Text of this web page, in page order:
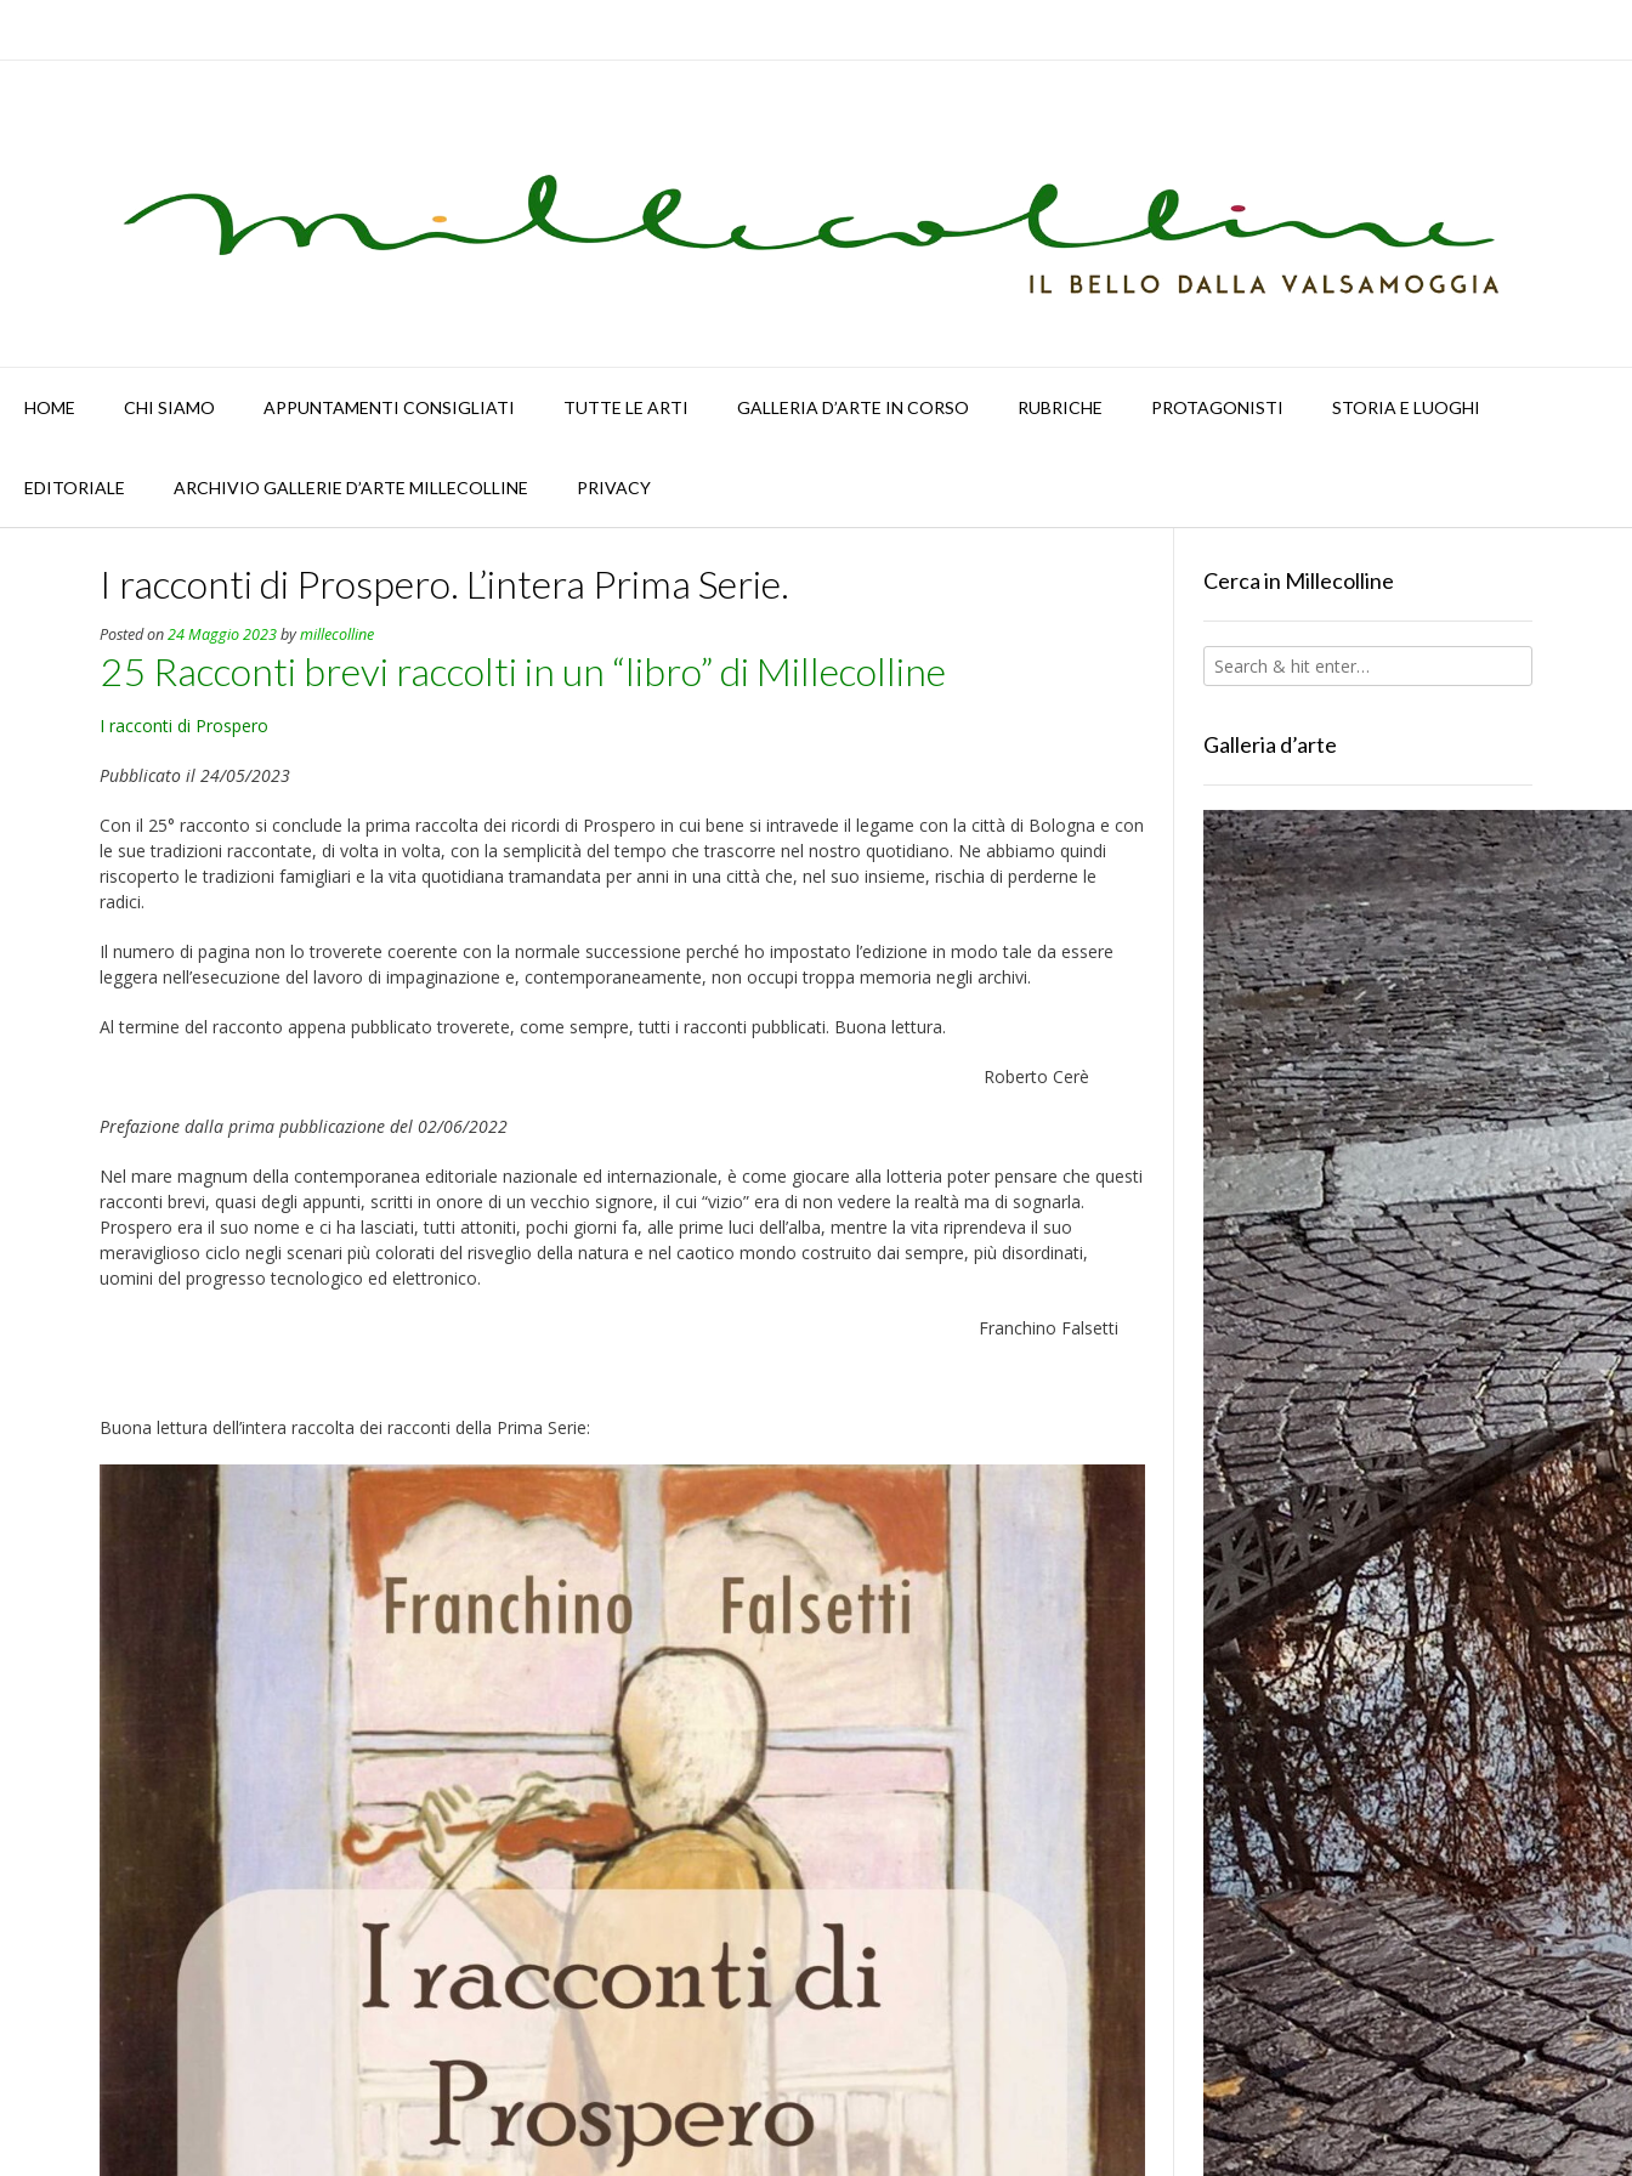
HOME CHI SIAMO APPUNTAMENTI CONSIGLIATI TUTTE LE ARTI GALLERIA D’ARTE IN CORSO RUBRICHE PROTAGONISTI STORIA E LUOGHI
EDITORIALE ARCHIVIO GALLERIE D’ARTE MILLECOLLINE PRIVACY
I racconti di Prospero. L’intera Prima Serie.
Posted on24 Maggio 2023bymillecolline
25 Racconti brevi raccolti in un “libro” di Millecolline
I racconti di Prospero
Pubblicato il 24/05/2023
Con il 25° racconto si conclude la prima raccolta dei ricordi di Prospero in cui bene si intravede il legame con la città di Bologna e con
le sue tradizioni raccontate, di volta in volta, con la semplicità del tempo che trascorre nel nostro quotidiano. Ne abbiamo quindi
riscoperto le tradizioni famigliari e la vita quotidiana tramandata per anni in una città che, nel suo insieme, rischia di perderne le
radici.
Il numero di pagina non lo troverete coerente con la normale successione perché ho impostato l’edizione in modo tale da essere
leggera nell’esecuzione del lavoro di impaginazione e, contemporaneamente, non occupi troppa memoria negli archivi.
Al termine del racconto appena pubblicato troverete, come sempre, tutti i racconti pubblicati. Buona lettura.
Roberto Cerè
Prefazione dalla prima pubblicazione del 02/06/2022
Nel mare magnum della contemporanea editoriale nazionale ed internazionale, è come giocare alla lotteria poter pensare che questi
racconti brevi, quasi degli appunti, scritti in onore di un vecchio signore, il cui “vizio” era di non vedere la realtà ma di sognarla.
Prospero era il suo nome e ci ha lasciati, tutti attoniti, pochi giorni fa, alle prime luci dell’alba, mentre la vita riprendeva il suo
meraviglioso ciclo negli scenari più colorati del risveglio della natura e nel caotico mondo costruito dai sempre, più disordinati,
uomini del progresso tecnologico ed elettronico.
Franchino Falsetti
Buona lettura dell’intera raccolta dei racconti della Prima Serie:
Cerca in Millecolline
Galleria d’arte